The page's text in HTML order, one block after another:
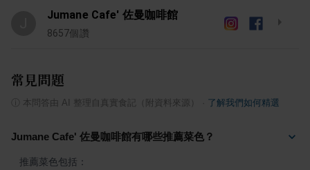
Jumane Cafe' 佐曼咖啡館
8657個讚
常見問題
本問答由 AI 整理自真實食記（附資料來源） 了解我們如何精選
Jumane Cafe' 佐曼咖啡館有哪些推薦菜色？